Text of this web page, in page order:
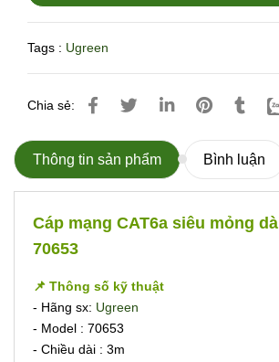
Tags : Ugreen
Chia sẻ:
Thông tin sản phẩm Bình luận
Cáp mạng CAT6a siêu mỏng
70653
📌 Thông số kỹ thuật
- Hãng sx: Ugreen
- Model : 70653
- Chiều dài : 3m